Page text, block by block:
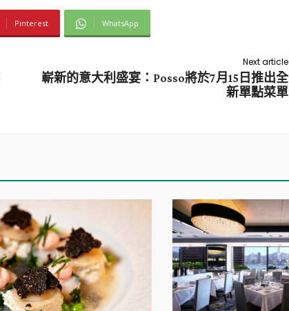
Pinterest WhatsApp
Next article
嶄新的意大利盛宴：Posso將於7月15日推出全
新單點菜單